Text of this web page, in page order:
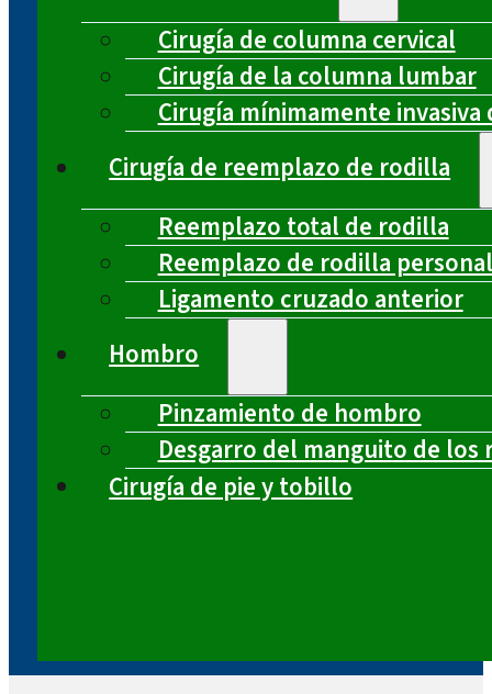
Cirugía de columna cervical
Cirugía de la columna lumbar
Cirugía mínimamente
Cirugía de reemplazo de rodilla
Reemplazo total de rodilla
Reemplazo de rodilla
Ligamento cruzado anterior
Hombro
Pinzamiento de hombro
Desgarro del manguito de los
Cirugía de pie y tobillo